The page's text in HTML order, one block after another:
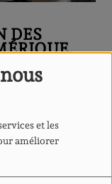
et les
améliorer
DES
DES
-